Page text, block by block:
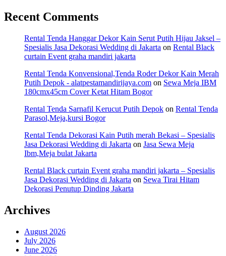
Recent Comments
Rental Tenda Hanggar Dekor Kain Serut Putih Hijau Jaksel –
Spesialis Jasa Dekorasi Wedding di Jakarta on Rental Black
curtain Event graha mandiri jakarta
Rental Tenda Konvensional,Tenda Roder Dekor Kain Merah
Putih Depok - alatpestamandirijaya.com on Sewa Meja IBM
180cmx45cm Cover Ketat Hitam Bogor
Rental Tenda Sarnafil Kerucut Putih Depok on Rental Tenda
Parasol,Meja,kursi Bogor
Rental Tenda Dekorasi Kain Putih merah Bekasi – Spesialis
Jasa Dekorasi Wedding di Jakarta on Jasa Sewa Meja
Ibm,Meja bulat Jakarta
Rental Black curtain Event graha mandiri jakarta – Spesialis
Jasa Dekorasi Wedding di Jakarta on Sewa Tirai Hitam
Dekorasi Penutup Dinding Jakarta
Archives
August 2026
July 2026
June 2026